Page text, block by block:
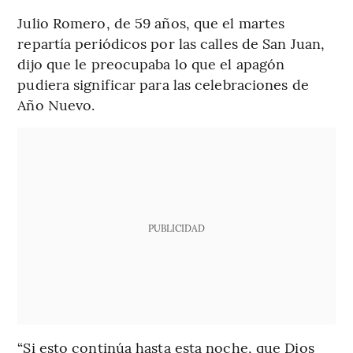
Julio Romero, de 59 años, que el martes
repartía periódicos por las calles de San Juan,
dijo que le preocupaba lo que el apagón
pudiera significar para las celebraciones de
Año Nuevo.
PUBLICIDAD
“Si esto continúa hasta esta noche, que Dios